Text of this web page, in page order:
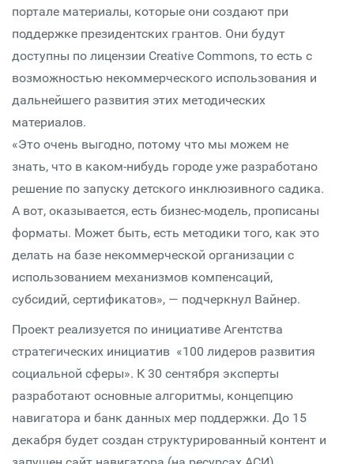
портале материалы, которые они создают при
поддержке президентских грантов. Они будут
доступны по лицензии Creative Commons, то есть с
возможностью некоммерческого использования и
дальнейшего развития этих методических
материалов.
«Это очень выгодно, потому что мы можем не
знать, что в каком-нибудь городе уже разработано
решение по запуску детского инклюзивного садика.
А вот, оказывается, есть бизнес-модель, прописаны
форматы. Может быть, есть методики того, как это
делать на базе некоммерческой организации с
использованием механизмов компенсаций,
субсидий, сертификатов», — подчеркнул Вайнер.
Проект реализуется по инициативе Агентства
стратегических инициатив «100 лидеров развития
социальной сферы». К 30 сентября эксперты
разработают основные алгоритмы, концепцию
навигатора и банк данных мер поддержки. До 15
декабря будет создан структурированный контент и